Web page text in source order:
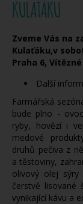
KULAŤÁKU
Zveme Vás na
Kulaťáku,v
Praha 6,
Další
Farmářská
bude plno -
ryby, hovězí i
medové
druhů pečiva z
a těstoviny,
olivový olej
čerstvě lisované
vynikající kávu a